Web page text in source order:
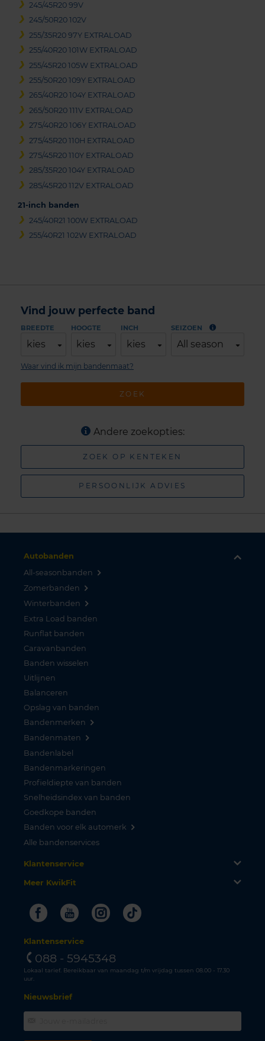
245/45R20 99V
245/50R20 102V
255/35R20 97Y EXTRALOAD
255/40R20 101W EXTRALOAD
255/45R20 105W EXTRALOAD
255/50R20 109Y EXTRALOAD
265/40R20 104Y EXTRALOAD
265/50R20 111V EXTRALOAD
275/40R20 106Y EXTRALOAD
275/45R20 110H EXTRALOAD
275/45R20 110Y EXTRALOAD
285/35R20 104Y EXTRALOAD
285/45R20 112V EXTRALOAD
21-inch banden
245/40R21 100W EXTRALOAD
255/40R21 102W EXTRALOAD
Vind jouw perfecte band
BREEDTE
kies
HOOGTE
kies
INCH
kies
SEIZOEN
All season
ZOEK
Waar vind ik mijn bandenmaat?
Andere zoekopties:
ZOEK OP KENTEKEN
PERSOONLIJK ADVIES
Autobanden
All-seasonbanden
Zomerbanden
Winterbanden
Extra Load banden
Runflat banden
Caravanbanden
Banden wisselen
Uitlijnen
Balanceren
Opslag van banden
Bandenmerken
Bandenmaten
Bandenlabel
Bandenmarkeringen
Profieldiepte van banden
Snelheidsindex van banden
Goedkope banden
Banden voor elk automerk
Alle bandenservices
Klantenservice
Meer KwikFit
FacebookYoutubeInstagram
Tiktok
Klantenservice
088 - 5945348
Lokaal tarief. Bereikbaar van maandag t/m vrijdag tussen 08.00 - 17.30
uur.
Nieuwsbrief